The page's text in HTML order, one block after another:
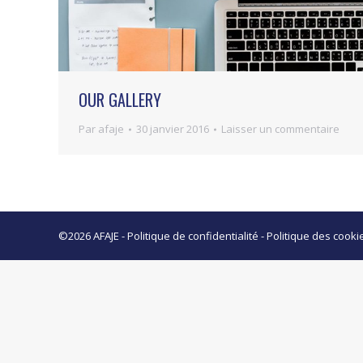
OUR GALLERY
Par afaje 30 janvier 2016 Laisser un commentaire
©2026 AFAJE -Politique de confidentialité -Politique des